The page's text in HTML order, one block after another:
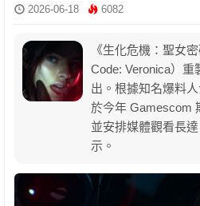
2026-06-18 6082
《生化危機：聖女
Code: Veronica）
出。根據知名爆料
於今年 Gamescom
並安排媒體觀看長
示。